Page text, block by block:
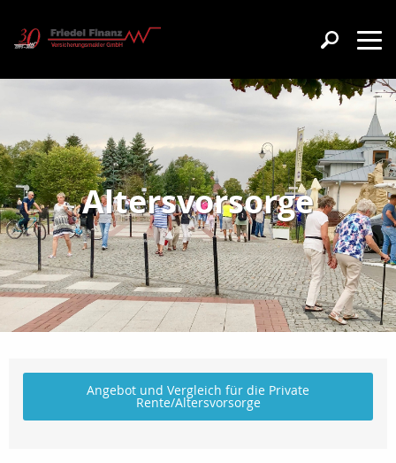
Altersvorsorge
Angebot und Vergleich für die Private
Rente/Altersvorsorge